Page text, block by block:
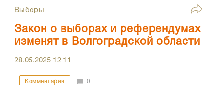
Выборы
Закон о выборах и референдумах
изменят в Волгоградской области
28.05.2025 12:11
Комментарии 0